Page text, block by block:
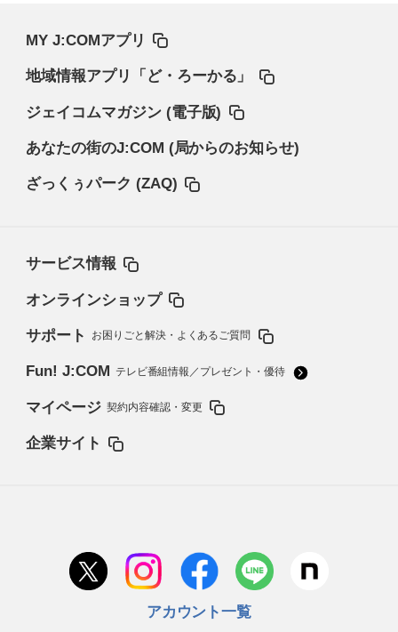
MY J:COMアプリ
地域情報アプリ「ど・ろーかる」
ジェイコムマガジン (電子版)
あなたの街のJ:COM (局からのお知らせ)
ざっくぅパーク (ZAQ)
サービス情報
オンラインショップ
サポート お困りごと解決・よくあるご質問
Fun! J:COM テレビ番組情報／プレゼント・優待
マイページ 契約内容確認・変更
企業サイト
アカウント一覧